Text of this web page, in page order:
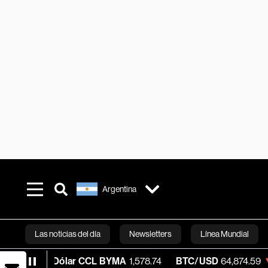
Argentina
Las noticias del día Newsletters Línea Mundial
Bloomberg
Dólar CCL BYMA 1,578.74 BTC/USD 64,874.59 -0.09%